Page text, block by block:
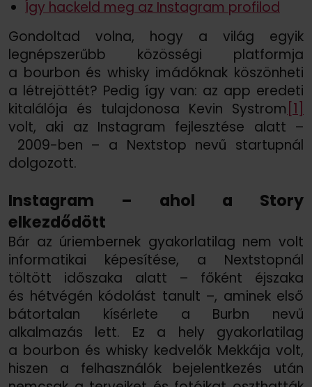
Így hackeld meg az Instagram profilod
Gondoltad volna, hogy a világ egyik
legnépszerűbb közösségi platformja
a bourbon és whisky imádóknak köszönheti
a létrejöttét? Pedig így van: az app eredeti
kitalálója és tulajdonosa Kevin Systrom [1]
volt, aki az Instagram fejlesztése alatt –
2009-ben – a Nextstop nevű startupnál
dolgozott.
Instagram – ahol a Story
elkezdődött
Bár az úriembernek gyakorlatilag nem volt
informatikai képesítése, a Nextstopnál
töltött időszaka alatt – főként éjszaka
és hétvégén kódolást tanult –, aminek első
bátortalan kísérlete a Burbn nevű
alkalmazás lett. Ez a hely gyakorlatilag
a bourbon és whisky kedvelők Mekkája volt,
hiszen a felhasználók bejelentkezés után